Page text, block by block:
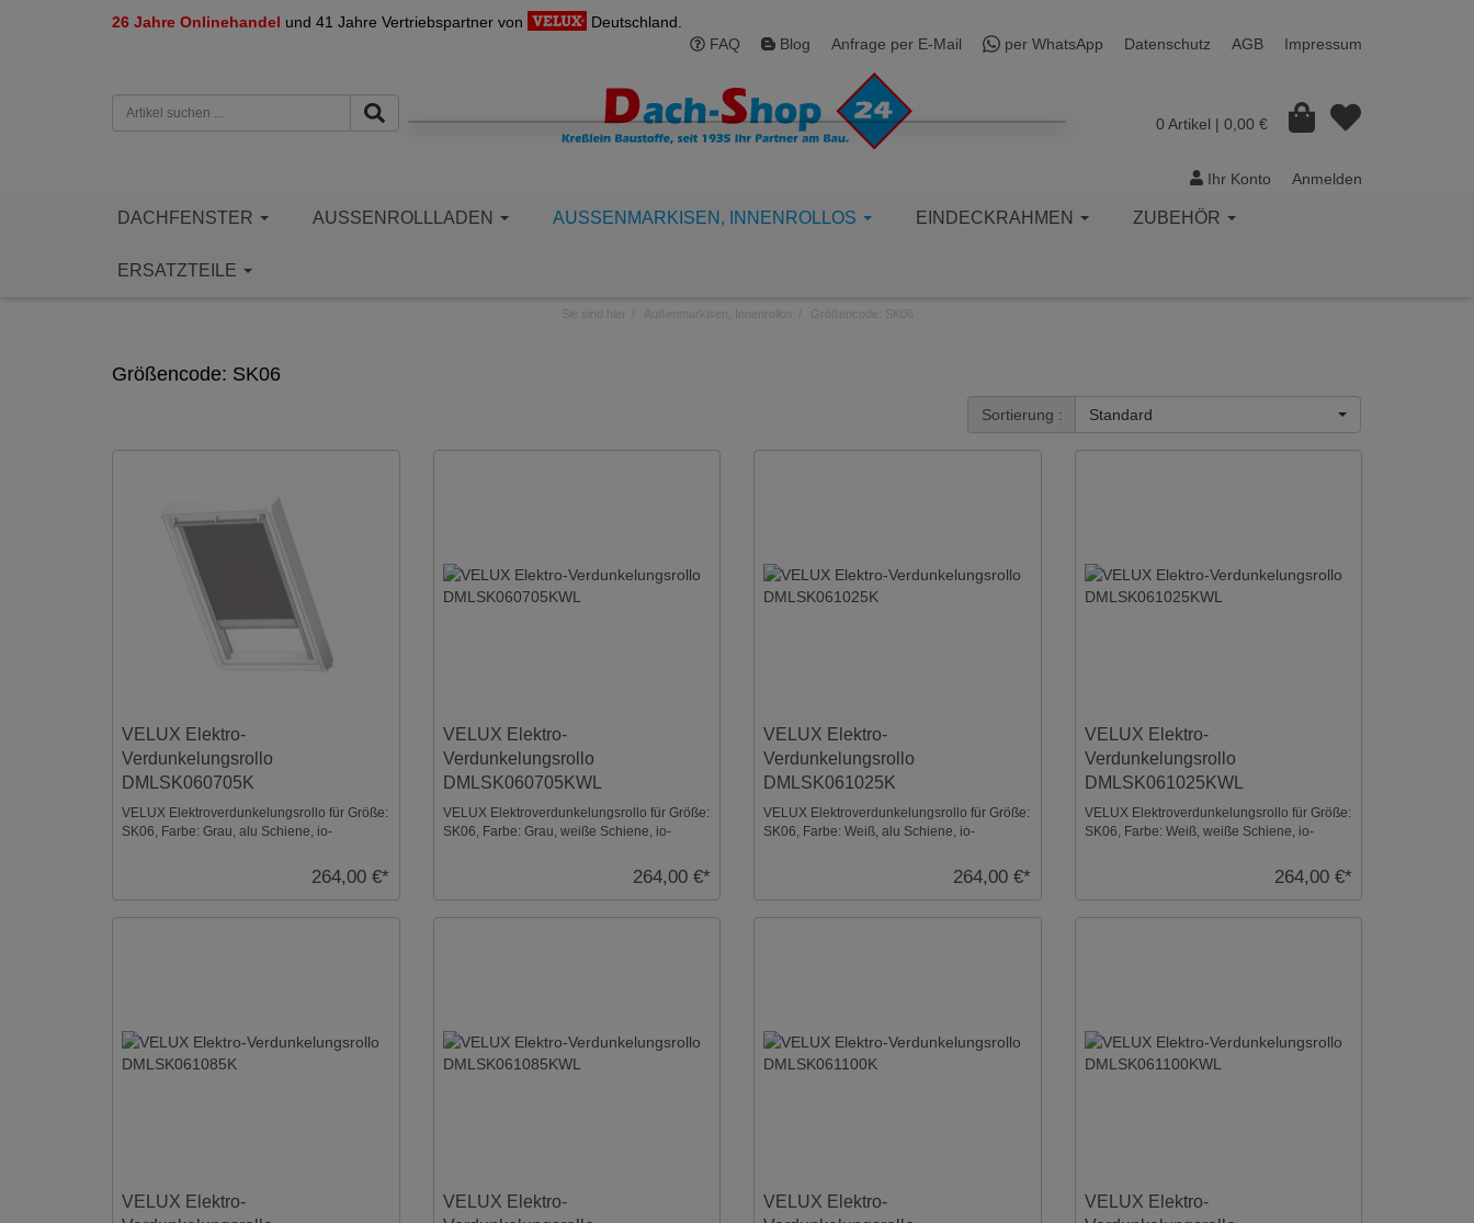
26 Jahre Onlinehandel und 41 Jahre Vertriebspartner von
Deutschland.
FAQ
Blog Anfrage per E-Mail per WhatsApp Datenschutz AGB Impressum
0 Artikel | 0,00 €
Ihr Konto Anmelden
DACHFENSTER AUSSENROLLLADEN AUSSENMARKISEN, INNENROLLOS EINDECKRAHMEN ZUBEHÖR
ERSATZTEILE
Sie sind hier Außenmarkisen, Innenrollos Größencode: SK06
Größencode: SK06
Sortierung : Standard
VELUX Elektro-
Verdunkelungsrollo
DMLSK060705K
VELUX Elektroverdunkelungsrollo für Größe:
SK06, Farbe: Grau, alu Schiene, io-
264,00 €*
VELUX Elektro-
Verdunkelungsrollo
DMLSK060705KWL
VELUX Elektroverdunkelungsrollo für Größe:
SK06, Farbe: Grau, weiße Schiene, io-
264,00 €*
VELUX Elektro-
Verdunkelungsrollo
DMLSK061025K
VELUX Elektroverdunkelungsrollo für Größe:
SK06, Farbe: Weiß, alu Schiene, io-
264,00 €*
VELUX Elektro-
Verdunkelungsrollo
DMLSK061025KWL
VELUX Elektroverdunkelungsrollo für Größe:
SK06, Farbe: Weiß, weiße Schiene, io-
264,00 €*
VELUX Elektro-
VELUX Elektro-
VELUX Elektro-
VELUX Elektro-